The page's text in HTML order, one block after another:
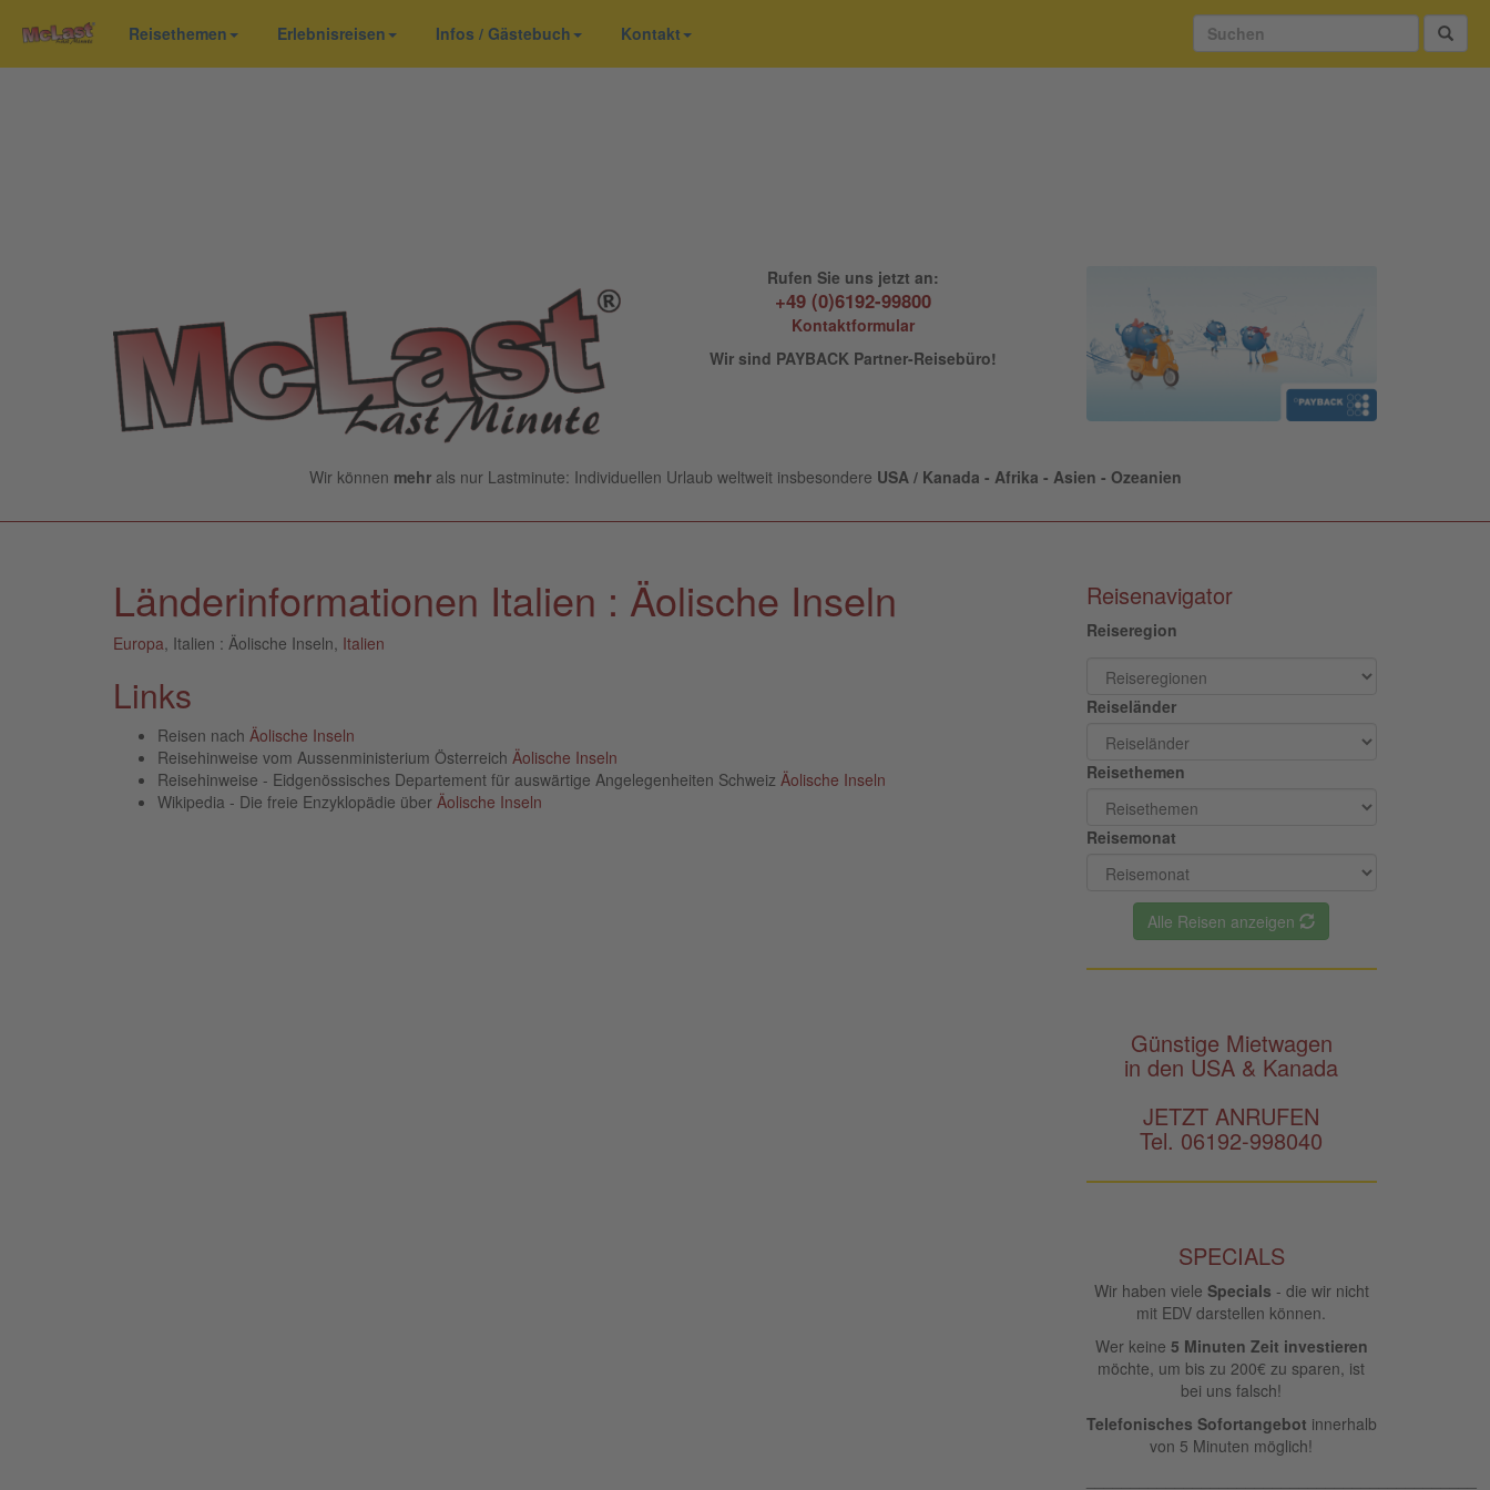
Rufen Sie uns jetzt an:
+49 (0)6192-99800
Kontaktformular
Wir sind PAYBACK Partner-Reisebüro!
Wir können mehrals nur Lastminute: Individuellen Urlaub weltweit insbesondere USA / Kanada - Afrika - Asien - Ozeanien
Reisethemen Erlebnisreisen Infos / Gästebuch Kontakt
Länderinformationen Italien : Äolische Inseln
Europa , Italien : Äolische Inseln, Italien
Links
Reisen nach Äolische Inseln
Reisehinweise vom Aussenministerium Österreich Äolische Inseln
Reisehinweise - Eidgenössisches Departement für auswärtige Angelegenheiten Schweiz Äolische Inseln
Wikipedia - Die freie Enzyklopädie über Äolische Inseln
Reisenavigator
Reiseregion
Reiseländer
Reisethemen
Reisemonat
Alle Reisen anzeigen
Günstige Mietwagen
in den USA & Kanada
JETZT ANRUFEN
Tel. 06192-998040
SPECIALS
Wir haben viele Specials - die wir nicht
mit EDV darstellen können.
Wer keine 5 Minuten Zeit investieren
möchte, um bis zu 200€ zu sparen, ist
bei uns falsch!
Telefonisches Sofortangebot innerhalb
von 5 Minuten möglich!